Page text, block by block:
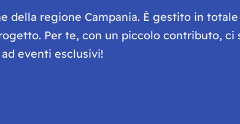
regione Campania. È gestito in
Per te, con un piccolo contributo, ci
eventi esclusivi!